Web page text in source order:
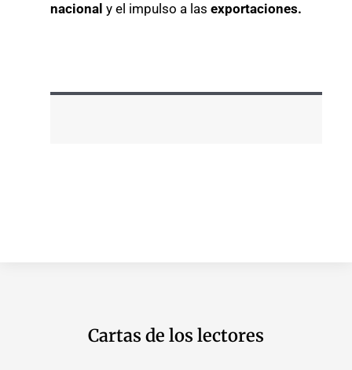
nacional y el impulso a las exportaciones.
Cartas de los lectores